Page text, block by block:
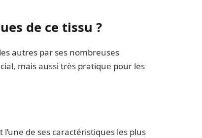
de ce tissu ?
autres par ses nombreuses
mais aussi très pratique pour les
de ses caractéristiques les plus